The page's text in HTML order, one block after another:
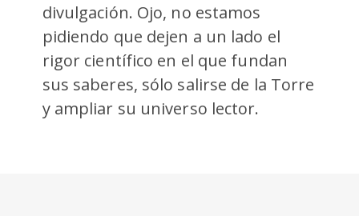
divulgación. Ojo, no estamos
pidiendo que dejen a un lado el
rigor científico en el que fundan
sus saberes, sólo salirse de la Torre
y ampliar su universo lector.